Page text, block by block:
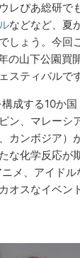
レぴあ総研で
などなど、夏
しょう。今回
の山下公園買
スティバルです
成する10か
ン、マレーシ
カンボジア）
な化学反応が
メ、アイド
オスなイベン